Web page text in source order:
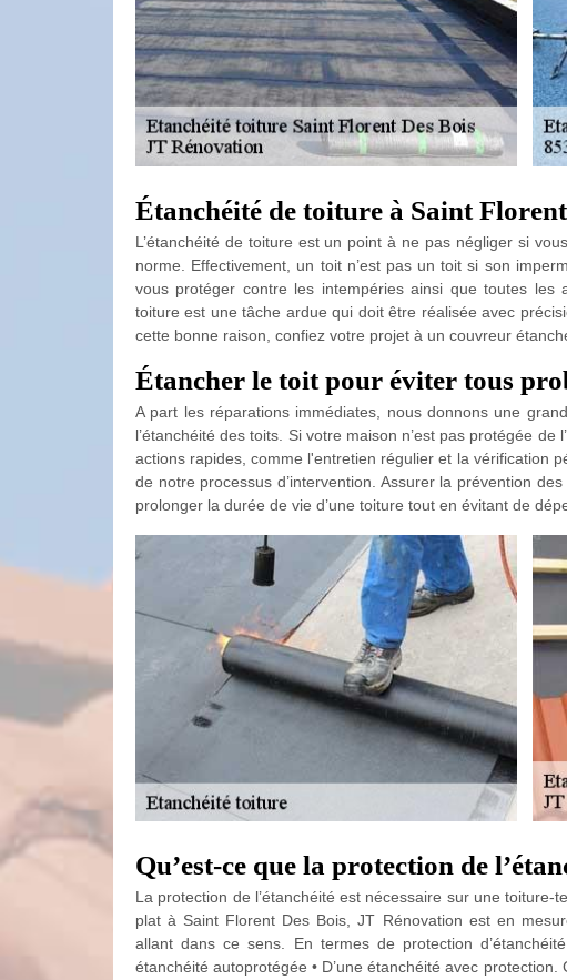
Étanchéité de toiture à Saint
L’étanchéité de toiture est un point à ne pas négliger si
norme. Effectivement, un toit n’est pas un toit si son
vous protéger contre les intempéries ainsi que toutes les
toiture est une tâche ardue qui doit être réalisée avec
cette bonne raison, confiez votre projet à un couvreur
Étancher le toit pour éviter tous
A part les réparations immédiates, nous donnons une
l’étanchéité des toits. Si votre maison n’est pas protégée
actions rapides, comme l'entretien régulier et la vérification
de notre processus d’intervention. Assurer la prévention
prolonger la durée de vie d’une toiture tout en évitant de
Qu’est-ce que la protection de
La protection de l’étanchéité est nécessaire sur une
plat à Saint Florent Des Bois, JT Rénovation est en
allant dans ce sens. En termes de protection
étanchéité autoprotégée • D’une étanchéité avec